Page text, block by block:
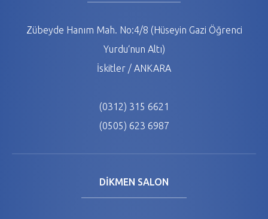
Zübeyde Hanım Mah. No:4/8 (Hüseyin Gazi Öğrenci
Yurdu‘nun Altı)
İskitler / ANKARA
(0312) 315 6621
(0505) 623 6987
DİKMEN SALON